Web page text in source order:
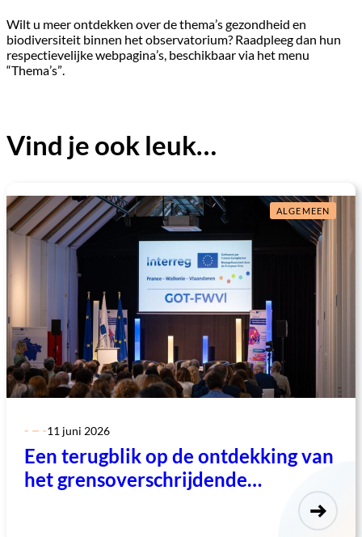
Wilt u meer ontdekken over de thema’s gezondheid en
biodiversiteit binnen het observatorium? Raadpleeg dan hun
respectievelijke webpagina’s, beschikbaar via het menu
“Thema’s”.
Vind je ook leuk…
ALGEMEEN
11 juni 2026
Een terugblik op de ontdekking van
het grensoverschrijdende
observatorium Frankrijk-Wallonië-